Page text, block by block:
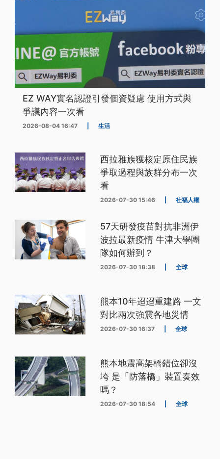
EZ WAY實名認證引發個資疑慮 使用方式與
爭議內容一次看
2026-08-04 16:47 生活
西拉雅族獲核定原住民族
爭取過程與族群分布一次
看
2026-07-30 15:46 社福人權
57天研發疫苗對抗非洲伊
波拉最新疫情 牛津大學團
隊如何辦到？
2026-07-30 18:38 全球
熊本10年迢迢重建路 一文
對比兩次強震各地災情
2026-07-30 16:37 全球
熊本地震高架橋錯位卻沒
垮 是「防落橋」裝置奏效
嗎？
2026-07-30 18:54 全球